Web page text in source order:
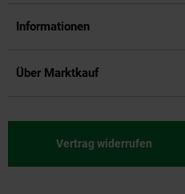
Informationen
Über Marktkauf
Vertrag widerrufen